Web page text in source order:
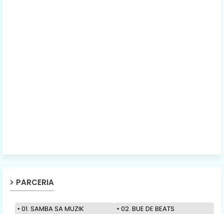
PARCERIA
01. SAMBA SA MUZIK 02. BUE DE BEATS